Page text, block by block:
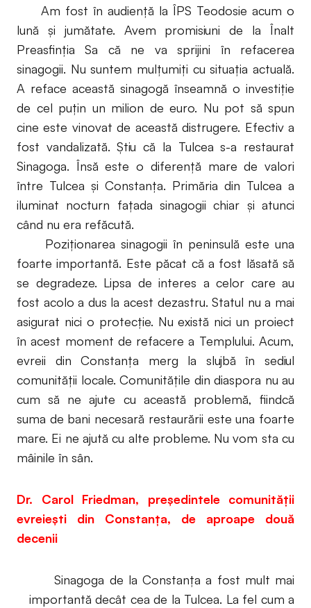
Am fost în audiență la ÎPS Teodosie acum o
lună și jumătate. Avem promisiuni de la Înalt
Preasfinția Sa că ne va sprijini în refacerea
sinagogii. Nu suntem mulțumiți cu situația actuală.
A reface această sinagogă înseamnă o investiție
de cel puțin un milion de euro. Nu pot să spun
cine este vinovat de această distrugere. Efectiv a
fost vandalizată. Știu că la Tulcea s-a restaurat
Sinagoga. Însă este o diferență mare de valori
între Tulcea și Constanța. Primăria din Tulcea a
iluminat nocturn fațada sinagogii chiar și atunci
când nu era refăcută.
Poziționarea sinagogii în peninsulă este una
foarte importantă. Este păcat că a fost lăsată să
se degradeze. Lipsa de interes a celor care au
fost acolo a dus la acest dezastru. Statul nu a mai
asigurat nici o protecție. Nu există nici un proiect
în acest moment de refacere a Templului. Acum,
evreii din Constanța merg la slujbă în sediul
comunității locale. Comunitățile din diaspora nu au
cum să ne ajute cu această problemă, fiindcă
suma de bani necesară restaurării este una foarte
mare. Ei ne ajută cu alte probleme. Nu vom sta cu
mâinile în sân.
Dr. Carol Friedman, președintele comunității
evreiești din Constanța, de aproape două
decenii
Sinagoga de la Constanța a fost mult mai
importantă decât cea de la Tulcea. La fel cum a